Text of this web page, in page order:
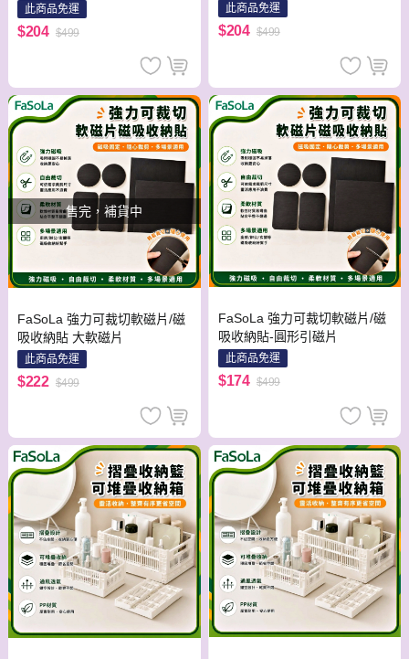
此商品免運
$204 $499
此商品免運
$204 $499
售完，補貨中
FaSoLa 強力可裁切軟磁片/磁
吸收納貼 大軟磁片
此商品免運
$222 $499
FaSoLa 強力可裁切軟磁片/磁
吸收納貼-圓形引磁片
此商品免運
$174 $499